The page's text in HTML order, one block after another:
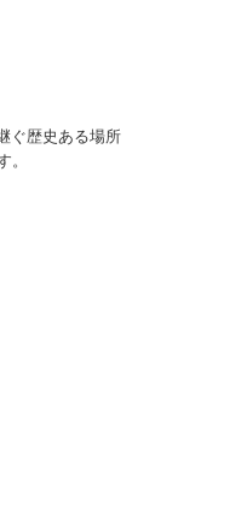
ぐ歴史ある場所
。